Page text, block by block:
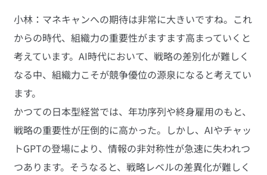
小林：マネキャンへの期待は非常に大きいですね。これ
からの時代、組織力の重要性がますます高まっていくと
考えています。AI時代において、戦略の差別化が難しく
なる中、組織力こそが競争優位の源泉になると考えてい
ます。
かつての日本型経営では、年功序列や終身雇用のもと、
戦略の重要性が圧倒的に高かった。しかし、AIやチャッ
トGPTの登場により、情報の非対称性が急速に失われつ
つあります。そうなると、戦略レベルの差異化が難しく